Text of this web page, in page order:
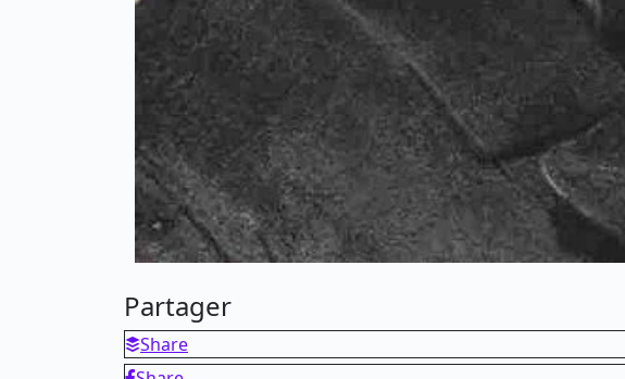
Partager
Share